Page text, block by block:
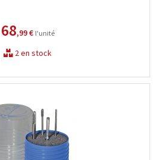
68,99 € l'unité
2 en stock